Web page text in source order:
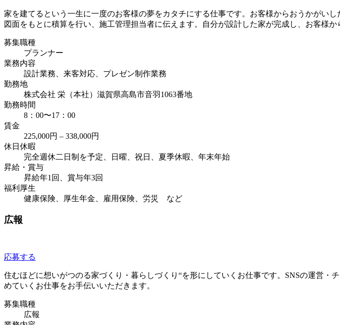
家を建てるという一生に一度のお客様の夢をカタチにする仕事です。お客様からおうかがい
図面をもとに積算を行い、施工管理担当者に伝えます。自分が設計した家が完成し、お客様
募集職種
プランナー
業務内容
設計業務、来客対応、プレゼン制作業務
勤務地
株式会社 栄（本社）滋賀県高島市音羽1063番地
勤務時間
8：00〜17：00
賃金
225,000円 – 338,000円
休日休暇
完全週休二日制を予定、日曜、祝日、夏季休暇、年末年始
昇給・賞与
昇給年1回、賞与年3回
福利厚生
健康保険、厚生年金、雇用保険、労災 など
広報
応募する
住むほどに想いがつのる家づくり・暮らしづくり“を形にしていくお仕事です。SNSの運営
めていくお仕事をお手伝いいただきます。
募集職種
広報